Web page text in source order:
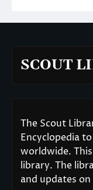
SCOUT
The Scout
Encyclopedia
worldwide.
library. The
and updates